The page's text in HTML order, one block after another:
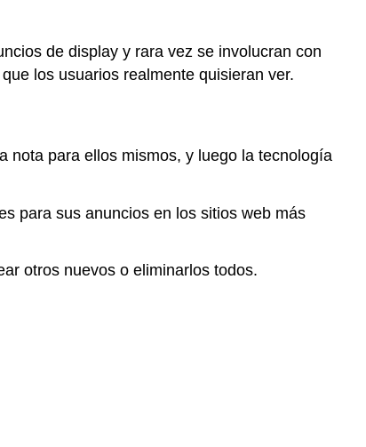
reto
La
de display y rara vez se involucran con
los usuarios realmente quisieran ver.
nota para ellos mismos, y luego la tecnología
para sus anuncios en los sitios web más
otros nuevos o eliminarlos todos.